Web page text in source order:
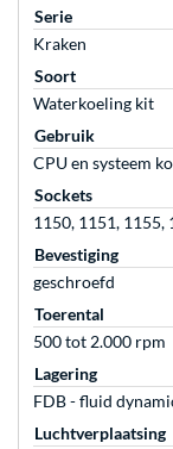
Serie
Kraken
Soort
Waterkoeling kit
Gebruik
CPU en systeem
Sockets
1150, 1151, 1155,
Bevestiging
geschroefd
Toerental
500 tot 2.000 rpm
Lagering
FDB - fluid
Luchtverplaatsing